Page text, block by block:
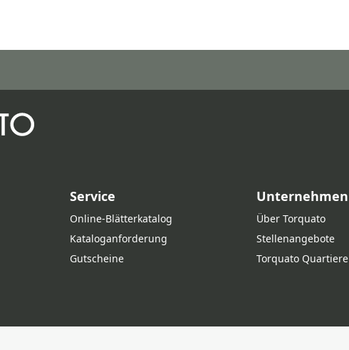
Service
Online‑Blätterkatalog
Kataloganforderung
Gutscheine
Unternehmen
Über Torquato
Stellenangebote
Torquato Quartiere